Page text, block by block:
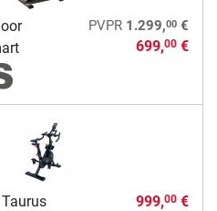
PVPR 1.299,00€
699,00€
999,00€